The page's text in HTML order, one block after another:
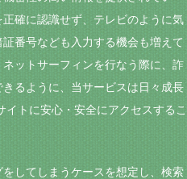
確に認識せず、テレビのように気
番号なども入力する機会も増えて
ットサーフィンを行なう際に、詐
るように、当サービスは日々成長
イトに安心・安全にアクセスするこ
してしまうケースを想定し、検索